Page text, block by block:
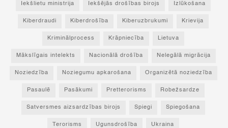
Iekšlietu ministrija Iekšējās drošības birojs Izlūkošana
Kiberdraudi Kiberdrošība Kiberuzbrukumi Krievija
Kriminālprocess Krāpniecība Lietuva
Mākslīgais intelekts Nacionālā drošība Nelegālā migrācija
Noziedzība Noziegumu apkarošana Organizētā noziedzība
Pasaulē Pasākumi Pretterorisms Robežsardze
Satversmes aizsardzības birojs Spiegi Spiegošana
Terorisms Ugunsdrošība Ukraina